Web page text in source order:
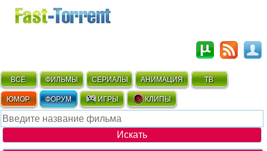
ВСЁ ФИЛЬМЫ СЕРИАЛЫ АНИМАЦИЯ ТВ
ЮМОР ФОРУМ ИГРЫ КЛИПЫ